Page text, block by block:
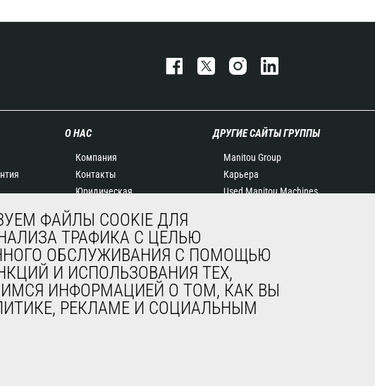
О НАС
Компания
Контакты
Юридическая
Мероприятия
Новости
История
General Terms and
Conditions of Sale
ДРУГИЕ САЙТЫ ГРУППЫ
Manitou Group
Карьера
Used Manitou Machines
Edge
ФАЙЛЫ COOKIE ДЛЯ
ТРАФИКА С ЦЕЛЬЮ
ОБСЛУЖИВАНИЯ С ПОМОЩЬЮ
И ИСПОЛЬЗОВАНИЯ ТЕХ,
ИНФОРМАЦИЕЙ О ТОМ, КАК ВЫ
РЕКЛАМЕ И СОЦИАЛЬНЫМ